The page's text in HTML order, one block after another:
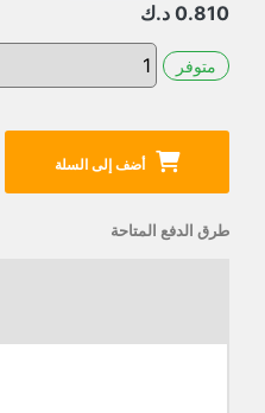
0.810 د.ك
متوفر
أضف إلى السلة
طرق الدفع المتاحة